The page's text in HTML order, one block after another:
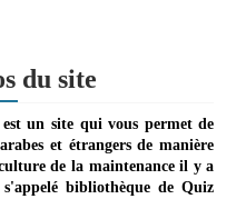
du site
un site qui vous permet de
et étrangers de manière
de la maintenance il y a
bibliothèque de Quiz